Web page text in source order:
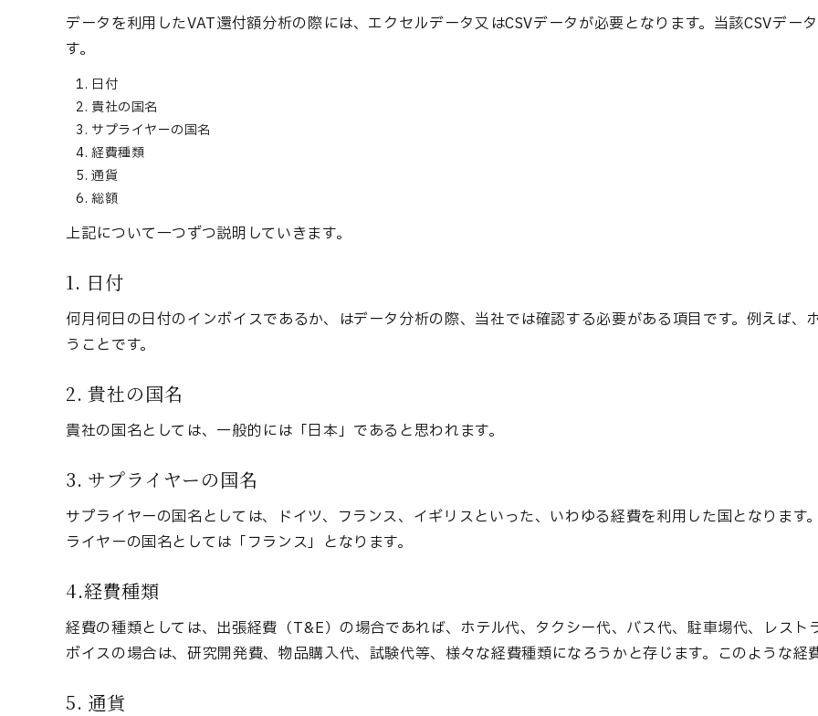
データを利用したVAT還付額分析の際には、エクセルデータ又はCSVデータが必要となります。当該CSVデー
す。
日付
貴社の国名
サプライヤーの国名
経費種類
通貨
総額
上記について一つずつ説明していきます。
1. 日付
何月何日の日付のインボイスであるか、はデータ分析の際、当社では確認する必要がある項目です。例えば
うことです。
2. 貴社の国名
貴社の国名としては、一般的には「日本」であると思われます。
3. サプライヤーの国名
サプライヤーの国名としては、ドイツ、フランス、イギリスといった、いわゆる経費を利用した国となります
ライヤーの国名としては「フランス」となります。
4.経費種類
経費の種類としては、出張経費（T&E）の場合であれば、ホテル代、タクシー代、バス代、駐車場代、レス
ボイスの場合は、研究開発費、物品購入代、試験代等、様々な経費種類になろうかと存じます。このような経
5. 通貨